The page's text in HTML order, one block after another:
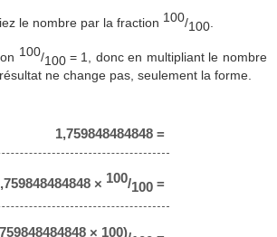
le nombre par la fraction 100/100
100/100= 1, donc en multipliant le nombre
ne change pas, seulement la forme.
1,759848484848 =
× 100/100 =
× 100)